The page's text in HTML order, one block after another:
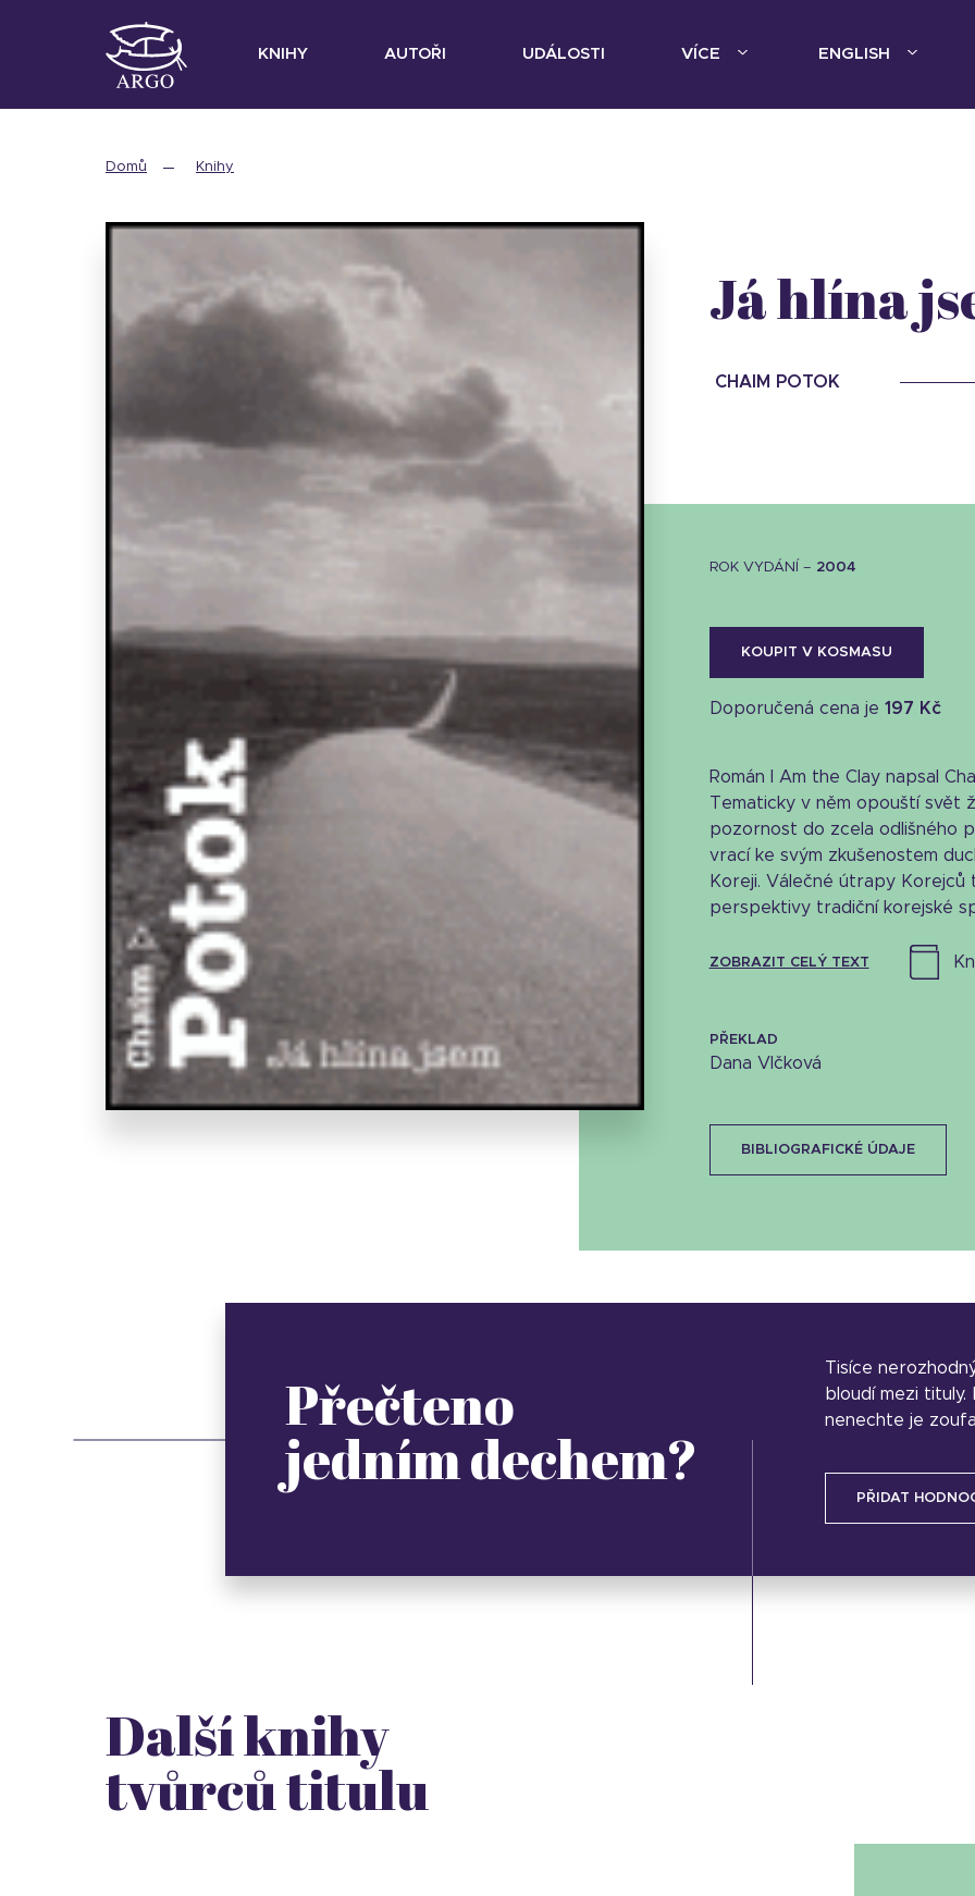
KNIHY AUTOŘI UDÁLOSTI VÍCE ENGLISH
Domů Knihy
Stáhnout obálku
9.58 KB
Já hlína
CHAIM POTOK
ROK VYDÁNÍ – 2004
KOUPIT V KOSMASU
Doporučená cena je 197 Kč
Román I Am the Clay napsal
Tematicky v něm opouští svět
pozornost do zcela odlišného
vrací ke svým zkušenostem
Koreji. Válečné útrapy
perspektivy tradiční korejské
ZOBRAZIT CELÝ TEXT
PŘEKLAD
Dana Vlčková
BIBLIOGRAFICKÉ ÚDAJE
Přečteno
jedním dechem?
Tisíce
bloudí mezi
nenechte je
PŘIDAT
Další knihy
tvůrců titulu